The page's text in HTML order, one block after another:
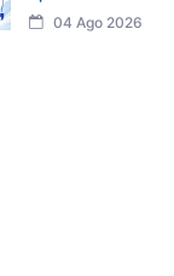
04 Ago 2026